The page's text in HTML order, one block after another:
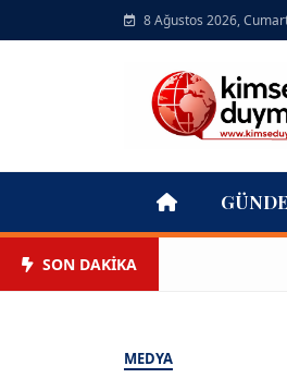
8 Ağustos 2026,
SON DAKİKA
MEDYA